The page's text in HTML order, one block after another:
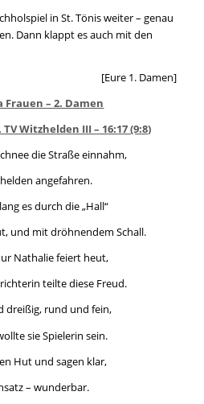
in St. Tönis weiter – genau
Dann klappt es auch mit den
[Eure 1. Damen]
Frauen – 2. Damen
Witzhelden III – 16:17 (9:8)
die Straße einnahm,
angefahren.
es durch die „Hall“
und mit dröhnendem Schall.
Nathalie feiert heut,
teilte diese Freud.
dreißig, rund und fein,
sie Spielerin sein.
Hut und sagen klar,
– wunderbar.